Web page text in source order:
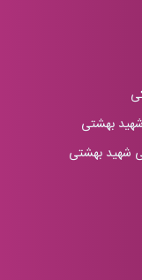
بهشتی
شهید بهشتی